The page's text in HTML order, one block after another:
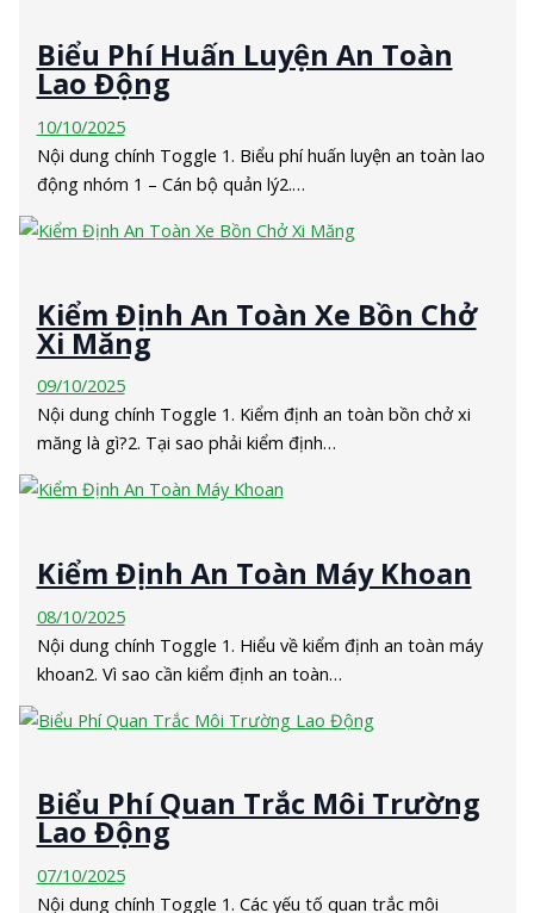
Biểu Phí Huấn Luyện An Toàn
Lao Động
10/10/2025
Nội dung chính Toggle 1. Biểu phí huấn luyện an toàn lao
động nhóm 1 – Cán bộ quản lý2.…
Kiểm Định An Toàn Xe Bồn Chở
Xi Măng
09/10/2025
Nội dung chính Toggle 1. Kiểm định an toàn bồn chở xi
măng là gì?2. Tại sao phải kiểm định…
Kiểm Định An Toàn Máy Khoan
08/10/2025
Nội dung chính Toggle 1. Hiểu về kiểm định an toàn máy
khoan2. Vì sao cần kiểm định an toàn…
Biểu Phí Quan Trắc Môi Trường
Lao Động
07/10/2025
Nội dung chính Toggle 1. Các yếu tố quan trắc môi